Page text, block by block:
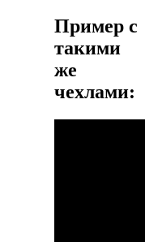
Пример с
такими
же
чехлами: